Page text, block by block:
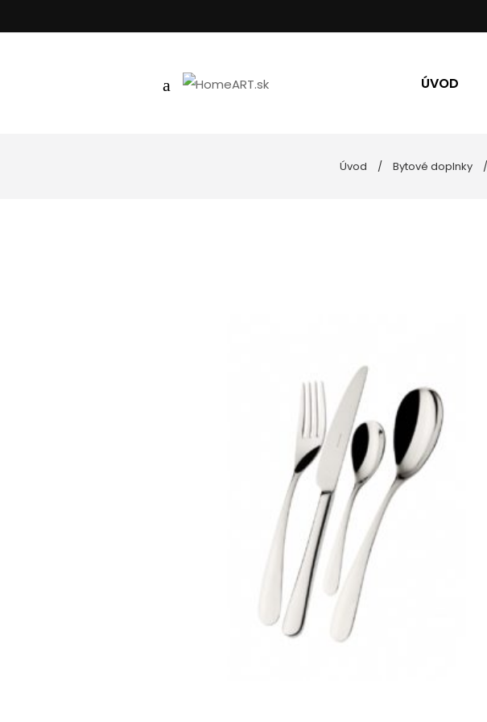
ÚVOD
Vône
Úvod Bytové doplnky